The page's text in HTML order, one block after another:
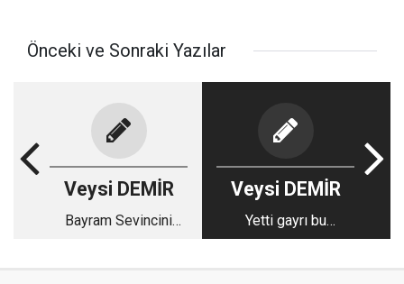
Önceki ve Sonraki Yazılar
Veysi DEMİR
Bayram Sevincini
Veysi DEMİR
Yetti gayrı bu
alçaklığınız!